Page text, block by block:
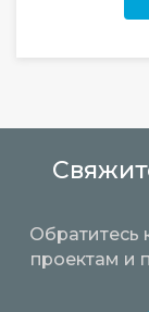
Обратитесь
проектам и